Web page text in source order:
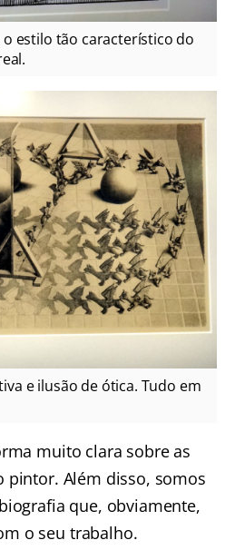
estilo tão característico do
e ilusão de ótica. Tudo em
muito clara sobre as
pintor. Além disso, somos
que, obviamente,
o seu trabalho.